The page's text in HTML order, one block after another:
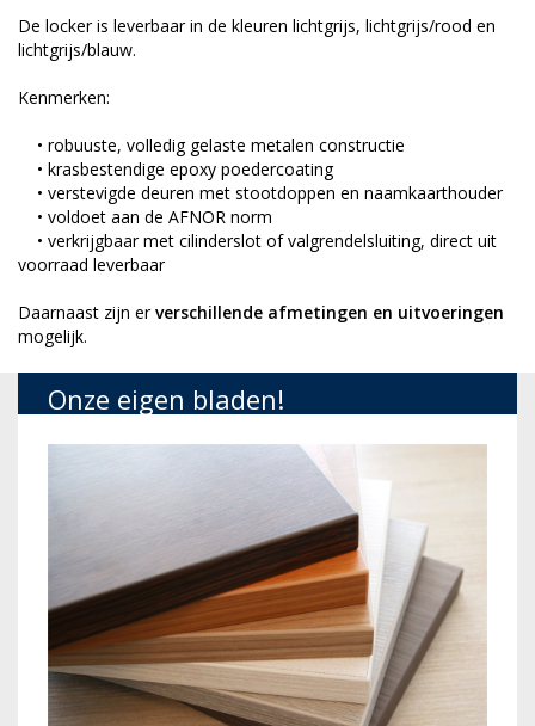
De locker is leverbaar in de kleuren lichtgrijs, lichtgrijs/rood en
lichtgrijs/blauw.
Kenmerken:
• robuuste, volledig gelaste metalen constructie
• krasbestendige epoxy poedercoating
• verstevigde deuren met stootdoppen en naamkaarthouder
• voldoet aan de AFNOR norm
• verkrijgbaar met cilinderslot of valgrendelsluiting, direct uit
voorraad leverbaar
Daarnaast zijn erverschillende afmetingen en uitvoeringen
mogelijk.
Onze eigen bladen!